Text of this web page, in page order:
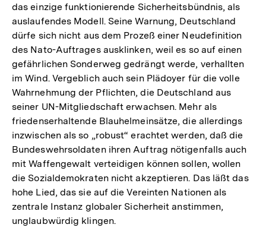
das einzige funktionierende Sicherheitsbündnis, als
auslaufendes Modell. Seine Warnung, Deutschland
dürfe sich nicht aus dem Prozeß einer Neudefinition
des Nato-Auftrages ausklinken, weil es so auf einen
gefährlichen Sonderweg gedrängt werde, verhallten
im Wind. Vergeblich auch sein Plädoyer für die volle
Wahrnehmung der Pflichten, die Deutschland aus
seiner UN-Mitgliedschaft erwachsen. Mehr als
friedenserhaltende Blauhelmeinsätze, die allerdings
inzwischen als so „robust“ erachtet werden, daß die
Bundeswehrsoldaten ihren Auftrag nötigenfalls auch
mit Waffengewalt verteidigen können sollen, wollen
die Sozialdemokraten nicht akzeptieren. Das läßt das
hohe Lied, das sie auf die Vereinten Nationen als
zentrale Instanz globaler Sicherheit anstimmen,
unglaubwürdig klingen.